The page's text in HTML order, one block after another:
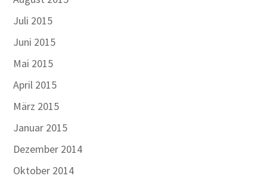
Juli 2015
Juni 2015
Mai 2015
April 2015
März 2015
Januar 2015
Dezember 2014
Oktober 2014